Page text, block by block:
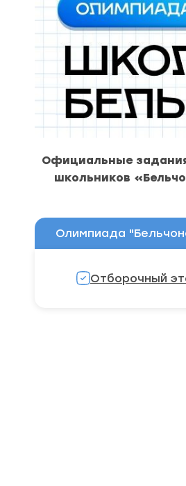
Официальные
школьников
Олимпиада
Отборочный